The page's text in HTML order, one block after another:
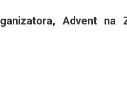
Advent na